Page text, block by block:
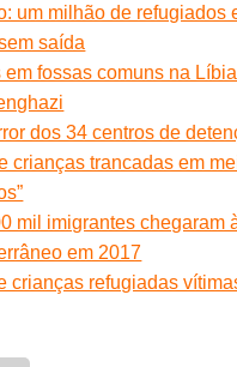
um milhão de refugiados
saída
em fossas comuns na
dos 34 centros de
crianças trancadas em
mil imigrantes chegaram
em 2017
crianças refugiadas